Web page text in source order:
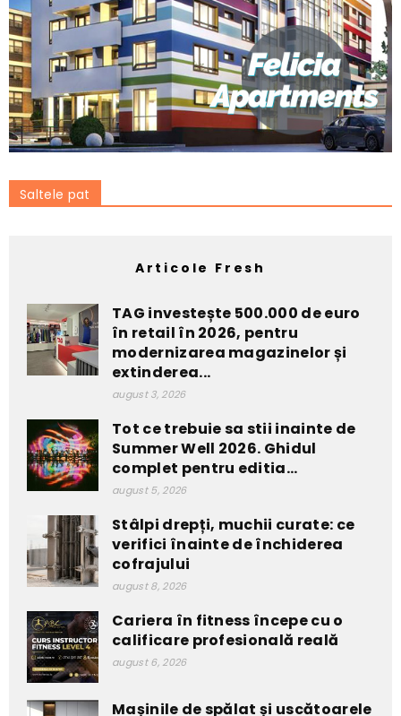
Saltele pat
Articole Fresh
TAG investește 500.000 de euro
în retail în 2026, pentru
modernizarea magazinelor și
extinderea...
august 3, 2026
Tot ce trebuie sa stii inainte de
Summer Well 2026. Ghidul
complet pentru editia...
august 5, 2026
Stâlpi drepți, muchii curate: ce
verifici înainte de închiderea
cofrajului
august 8, 2026
Cariera în fitness începe cu o
calificare profesională reală
august 6, 2026
Mașinile de spălat și uscătoarele